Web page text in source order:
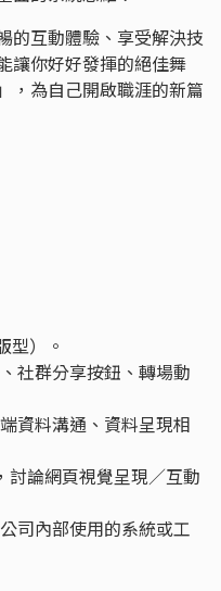
的互動體驗、享受解決技
讓你好好發揮的絕佳舞
，為自己開啟職涯的新篇
型）。
社群分享按鈕、轉場動
資料溝通、資料呈現相
論網頁視覺呈現／互動
司內部使用的系統或工